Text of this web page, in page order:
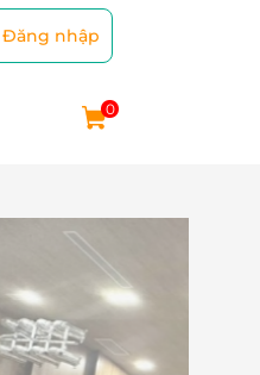
Đăng nhập
0